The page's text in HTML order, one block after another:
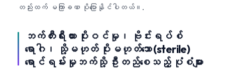
တည်းထက် မကြာခဏ ပိုပြောနိုင်ပါတယ်။.
ဘက်တီးရီးယား ပိုးဝင်မှု၊ ဗိုင်းရပ်စ်
ရောဂါ၊ သို့မဟုတ် ပိုးမဟုတ်သော (sterile)
ရောင်ရမ်းမှုဘက်သို့ ဦးတည်စေသည့် ပုံစံများ
Македонски јазик
Euskara
Occitan